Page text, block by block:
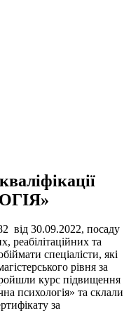
від 30.09.2022, посаду
реабілітаційних та
спеціалісти, які
рівня за
курс підвищення
психологія» та склали
за